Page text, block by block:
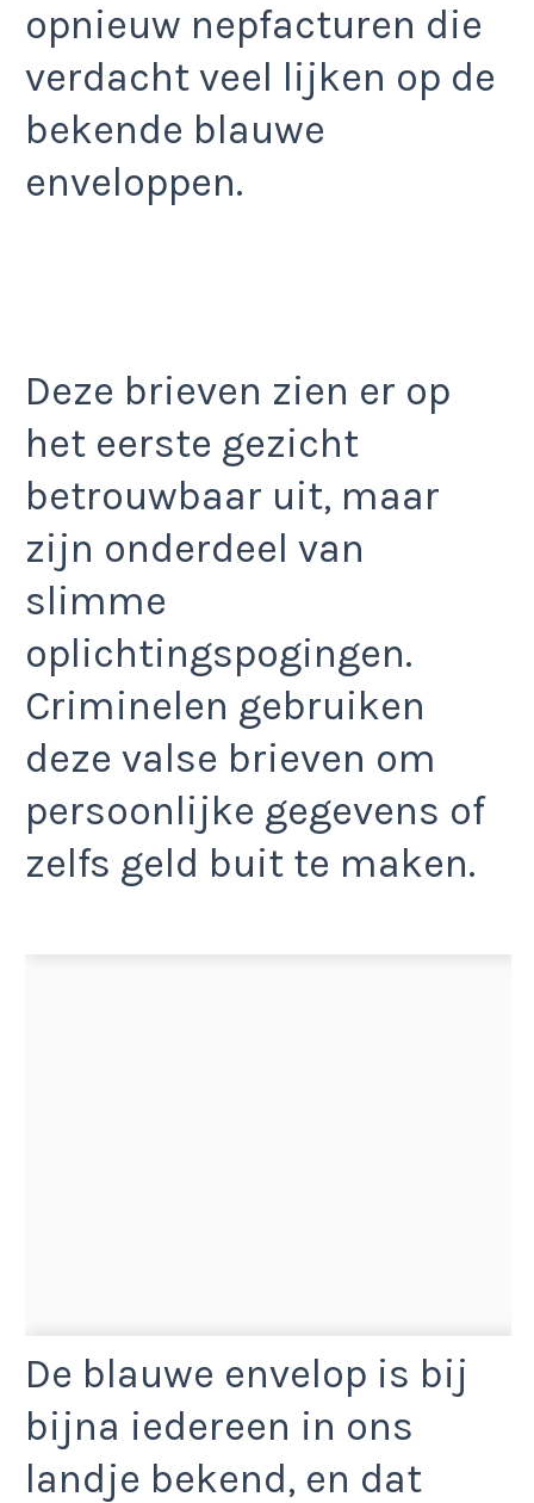
opnieuw nepfacturen die
verdacht veel lijken op de
bekende blauwe
enveloppen.
Deze brieven zien er op
het eerste gezicht
betrouwbaar uit, maar
zijn onderdeel van
slimme
oplichtingspogingen.
Criminelen gebruiken
deze valse brieven om
persoonlijke gegevens of
zelfs geld buit te maken.
De blauwe envelop is bij
bijna iedereen in ons
landje bekend, en dat